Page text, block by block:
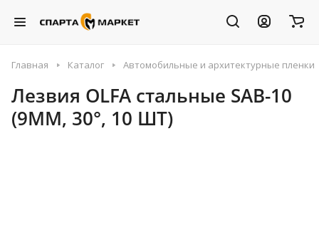
Главная Каталог Автомобильные и архитектурные пленки
Лезвия OLFA стальные SAB-10
(9ММ, 30°, 10 ШТ)